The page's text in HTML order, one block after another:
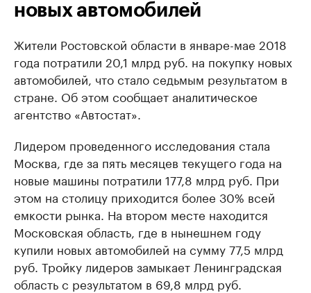
новых автомобилей
Жители Ростовской области в январе-мае 2018
года потратили 20,1 млрд руб. на покупку новых
автомобилей, что стало седьмым результатом в
стране. Об этом сообщает аналитическое
агентство «Автостат».
Лидером проведенного исследования стала
Москва, где за пять месяцев текущего года на
новые машины потратили 177,8 млрд руб. При
этом на столицу приходится более 30% всей
емкости рынка. На втором месте находится
Московская область, где в нынешнем году
купили новых автомобилей на сумму 77,5 млрд
руб. Тройку лидеров замыкает Ленинградская
область с результатом в 69,8 млрд руб.